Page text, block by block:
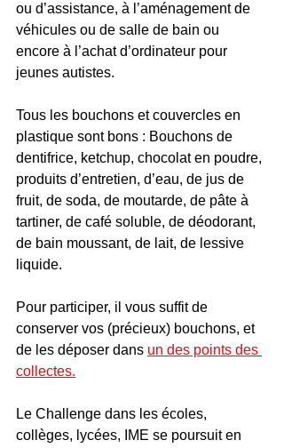
ou d’assistance, à l’aménagement de
véhicules ou de salle de bain ou
encore à l’achat d’ordinateur pour
jeunes autistes.
Tous les bouchons et couvercles en
plastique sont bons : Bouchons de
dentifrice, ketchup, chocolat en poudre,
produits d’entretien, d’eau, de jus de
fruit, de soda, de moutarde, de pâte à
tartiner, de café soluble, de déodorant,
de bain moussant, de lait, de lessive
liquide.
Pour participer, il vous suffit de
conserver vos (précieux) bouchons, et
de les déposer dans un des points des
collectes.
Le Challenge dans les écoles,
collèges, lycées, IME se poursuit en